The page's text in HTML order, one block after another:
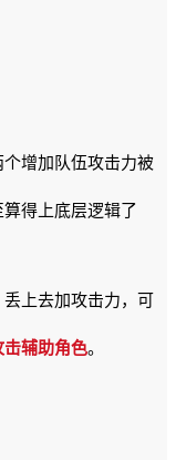
个增加队伍攻击力被
得上底层逻辑了
上去加攻击力，可
击辅助角色。